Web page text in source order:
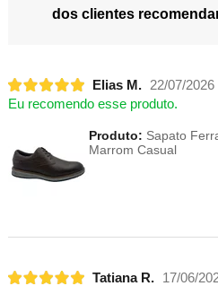
dos clientes
Elias M.
22/07/2026
Eu recomendo esse produto.
Produto: Sapato
Marrom Casual
Tatiana R.
17/06/